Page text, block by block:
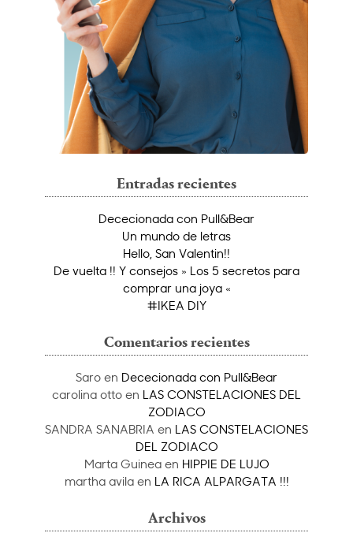
Entradas recientes
Dececionada con Pull&Bear
Un mundo de letras
Hello, San Valentin!!
De vuelta !! Y consejos » Los 5 secretos para
comprar una joya «
#IKEA DIY
Comentarios recientes
Saro en Dececionada con Pull&Bear
carolina otto en LAS CONSTELACIONES DEL
ZODIACO
SANDRA SANABRIA en LAS CONSTELACIONES
DEL ZODIACO
Marta Guineaen HIPPIE DE LUJO
martha avilaen LA RICA ALPARGATA !!!
Archivos